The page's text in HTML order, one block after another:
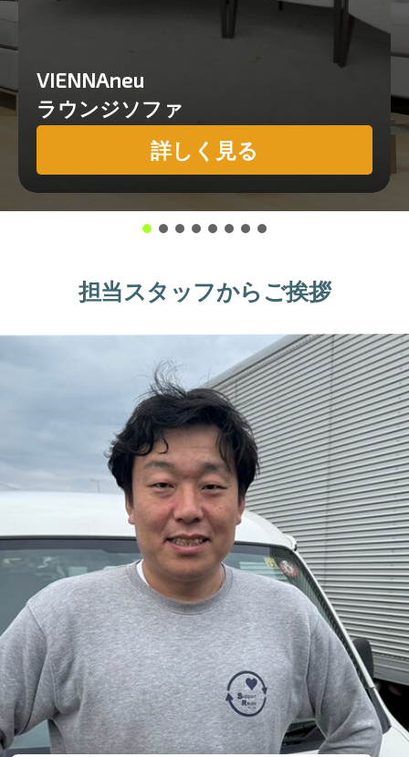
VIENNAneu
ラウンジソファ
詳しく見る
担当スタッフからご挨拶